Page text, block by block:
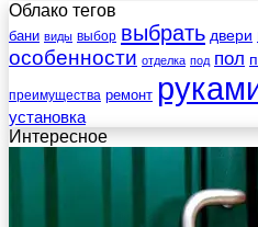
Облако тегов
бани виды выбор выбрать двери
особенности отделка под пол
преимущества ремонт
установка
Интересное